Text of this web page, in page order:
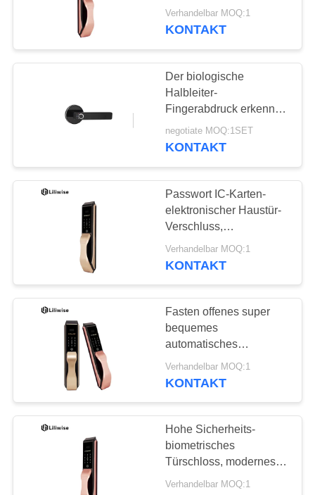
Türschloss
31
Code Türschloss
19
automatischer
Türschloss-Rose Golde
Verhandelbar MOQ:1
KONTAKT
Der biologische
Halbleiter-
Fingerabdruck erkennen
schwarzen Türgriff-
Verschluss
negotiate MOQ:1SET
KONTAKT
Passwort IC-Karten-
elektronischer Haustür-
Verschluss,
biometrisches
Fingerabdruck-
Verhandelbar MOQ:1
KONTAKT
Fasten offenes super
bequemes
automatisches
intelligentes
totalTürschloss mit
Verhandelbar MOQ:1
KONTAKT
Hohe Sicherheits-
biometrisches
Türschloss, modernes
Haus-intelligente
Verhandelbar MOQ:1